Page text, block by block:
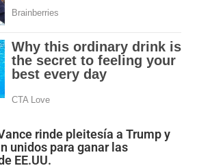
rinde pleitesía a Trump y
unidos para ganar las
EE.UU.